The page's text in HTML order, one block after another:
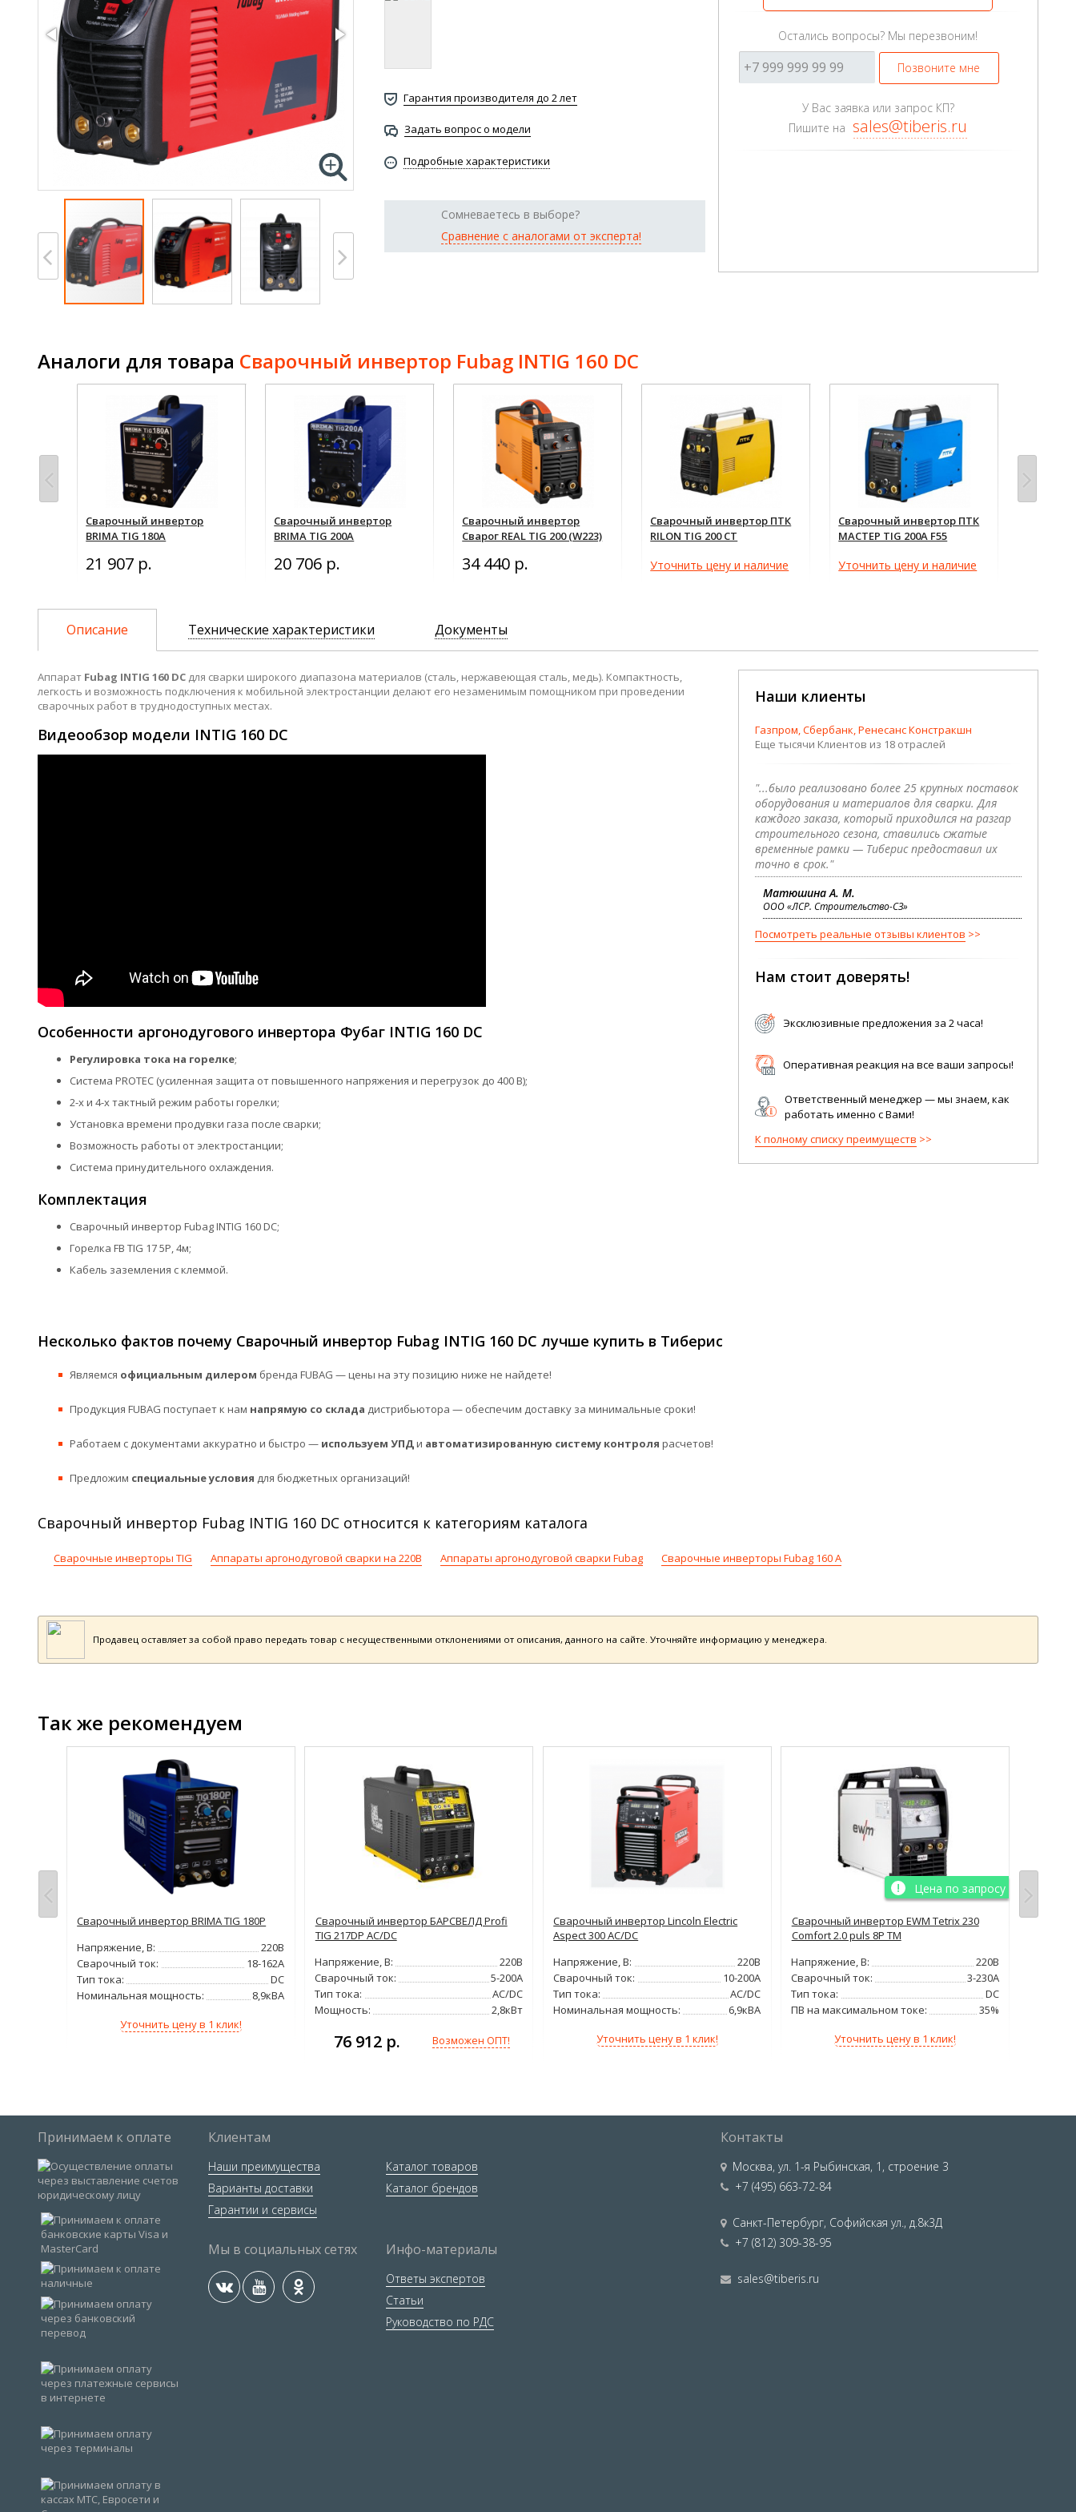
Гарантия производителя до 2 лет
Задать вопрос о модели
Подробные характеристики
Сомневаетесь в выборе?
Сравнение с аналогами от эксперта!
Остались вопросы? Мы перезвоним!
Позвоните мне
У Вас заявка или запрос КП?
Пишите на sales@tiberis.ru
Аналоги для товара Сварочный инвертор Fubag INTIG 160 DC
Сварочный инвертор
BRIMA TIG 180A
21 907 р.
Сварочный инвертор
BRIMA TIG 200A
20 706 р.
Сварочный инвертор
Сварог REAL TIG 200 (W223)
34 440 р.
Сварочный инвертор ПТК
RILON TIG 200 CT
Уточнить цену и наличие
Сварочный инвертор ПТК
МАСТЕР TIG 200A F55
Уточнить цену и наличие
Описание Технические характеристики Документы
Аппарат Fubag INTIG 160 DC для сварки широкого диапазона материалов (сталь, нержавеющая сталь, медь). Компактность,
легкость и возможность подключения к мобильной электростанции делают его незаменимым помощником при проведении
сварочных работ в труднодоступных местах.
Видеообзор модели INTIG 160 DC
Особенности аргонодугового инвертора Фубаг INTIG 160 DC
Регулировка тока на горелке;
Система PROTEC (усиленная защита от повышенного напряжения и перегрузок до 400 В);
2-х и 4-х тактный режим работы горелки;
Установка времени продувки газа после сварки;
Возможность работы от электростанции;
Система принудительного охлаждения.
Комплектация
Сварочный инвертор Fubag INTIG 160 DC;
Горелка FB TIG 17 5P, 4м;
Кабель заземления с клеммой.
Наши клиенты
Газпром, Сбербанк, Ренесанс Констракшн
Еще тысячи Клиентов из 18 отраслей
"...было реализовано более 25 крупных поставок
оборудования и материалов для сварки. Для
каждого заказа, который приходился на разгар
строительного сезона, ставились сжатые
временные рамки — Тиберис предоставил их
точно в срок."
Матюшина А. М.
ООО «ЛСР. Строительство-СЗ»
Посмотреть реальные отзывы клиентов
Нам стоит доверять!
Эксклюзивные предложения за 2 часа!
Оперативная реакция на все ваши запросы!
Ответственный менеджер — мы знаем, как
работать именно с Вами!
К полному списку преимуществ
Несколько фактов почему Сварочный инвертор Fubag INTIG 160 DC лучше купить в Тиберис
Являемся официальным дилером бренда FUBAG — цены на эту позицию ниже не найдете!
Продукция FUBAG поступает к нам напрямую со склада дистрибьютора — обеспечим доставку за минимальные сроки!
Работаем с документами аккуратно и быстро — используем УПДи автоматизированную систему контроля расчетов!
Предложим специальные условия для бюджетных организаций!
Сварочный инвертор Fubag INTIG 160 DC относится к категориям каталога
Сварочные инверторы TIG Аппараты аргонодуговой сварки на 220В Аппараты аргонодуговой сварки Fubag Сварочные инверторы Fubag 160 А
Продавец оставляет за собой право передать товар с несущественными отклонениями от описания, данного на сайте. Уточняйте информацию у менеджера.
Так же рекомендуем
351 AW
Сварочный инвертор BRIMA TIG 180P
Напряжение, В:
220В
Сварочный ток:
18-162А
Тип тока:
DC
Номинальная мощность:
8,9кВА
Уточнить цену в 1 клик!
Сварочный инвертор БАРСВЕЛД Profi
TIG 217DP AC/DC
Напряжение, В:
220В
Сварочный ток:
5-200А
Тип тока:
AC/DC
Мощность:
2,8кВт
76 912 р. Возможен ОПТ!
Сварочный инвертор Lincoln Electric
Aspect 300 AC/DC
Напряжение, В:
220В
Сварочный ток:
10-200А
Тип тока:
AC/DC
Номинальная мощность:
6,9кВА
Уточнить цену в 1 клик!
Цена по запросу
Сварочный инвертор EWM Tetrix 230
Comfort 2.0 puls 8P TM
Напряжение, В:
220В
Сварочный ток:
3-230А
Тип тока:
DC
ПВ на максимальном токе:
35%
Уточнить цену в 1 клик!
Принимаем к оплате Клиентам
Наши преимущества
Варианты доставки
Гарантии и сервисы
Каталог товаров
Каталог брендов
Мы в социальных сетях Инфо-материалы
Ответы экспертов
Статьи
Руководство по РДС
Контакты
Москва,ул. 1-я Рыбинская, 1, строение 3
+7 (495) 663-72-84
Санкт-Петербург, Софийская ул., д.8к3Д
+7 (812) 309-38-95
sales@tiberis.ru